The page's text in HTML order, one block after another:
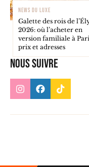
Nous suivre
NEWS DU LUXE
Galette des rois de
2026: où l’acheter en
version familiale à
prix et adresses